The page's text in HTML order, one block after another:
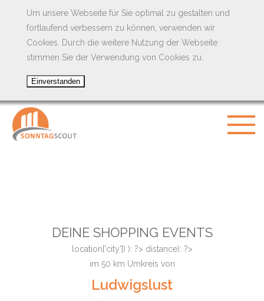
Um unsere Webseite für Sie optimal zu gestalten und
fortlaufend verbessern zu können, verwenden wir
Cookies. Durch die weitere Nutzung der Webseite
stimmen Sie der Verwendung von Cookies zu.
DEINE SHOPPING EVENTS
location['city']) ): ?> distance): ?>
im 50 km Umkreis von
Ludwigslust